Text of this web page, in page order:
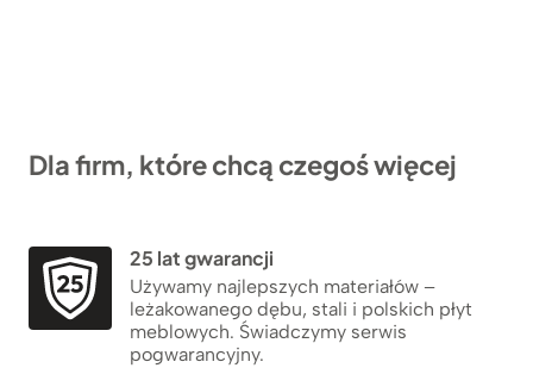
Dla firm, które chcą czegoś więcej
25 lat gwarancji
Używamy najlepszych materiałów –
leżakowanego dębu, stali i polskich płyt
meblowych. Świadczymy serwis
pogwarancyjny.